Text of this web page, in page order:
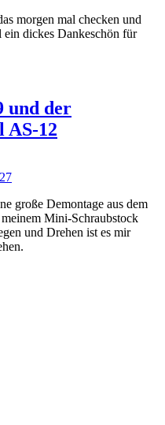
morgen mal checken und
ein dickes Dankeschön für
und der
AS-12
große Demontage aus dem
Mini-Schraubstock
und Drehen ist es mir